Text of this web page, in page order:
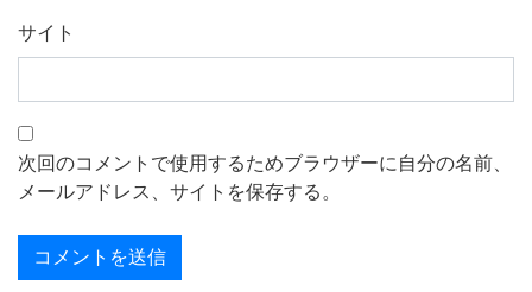
サイト
次回のコメントで使用するためブラウザーに自分の名前、
メールアドレス、サイトを保存する。